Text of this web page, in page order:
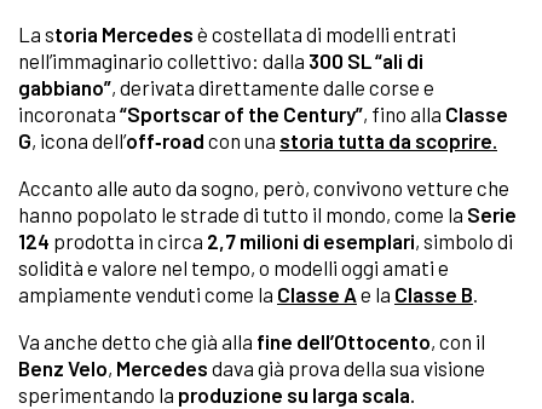
La storia Mercedes è costellata di modelli entrati
nell’immaginario collettivo: dalla 300 SL “ali di
gabbiano”, derivata direttamente dalle corse e
incoronata “Sportscar of the Century”, fino alla Classe
G, icona dell’off‑road con una storia tutta da scoprire.
Accanto alle auto da sogno, però, convivono vetture che
hanno popolato le strade di tutto il mondo, come la Serie
124 prodotta in circa 2,7 milioni di esemplari, simbolo di
solidità e valore nel tempo, o modelli oggi amati e
ampiamente venduti come la Classe A e la Classe B.
Va anche detto che già alla fine dell’Ottocento, con il
Benz Velo, Mercedes dava già prova della sua visione
sperimentando la produzione su larga scala.